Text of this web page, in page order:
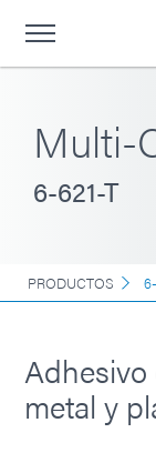
Multi-
6-621-T
PRODUCTOS
Adhesivo
metal y